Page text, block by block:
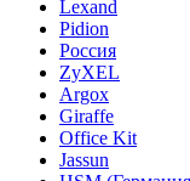
Lexand
Pidion
Россия
ZyXEL
Argox
Giraffe
Office Kit
Jassun